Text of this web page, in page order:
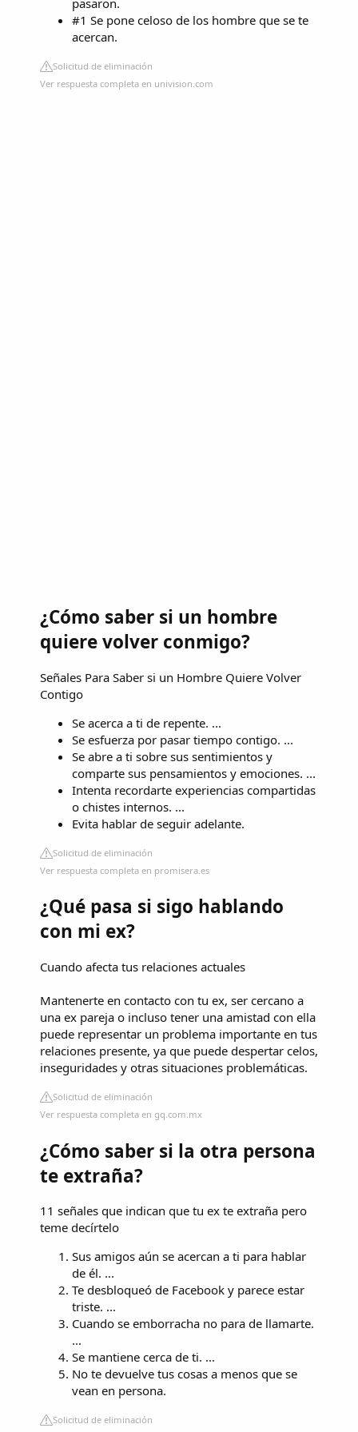
pasaron.
#1 Se pone celoso de los hombre que se te
acercan.
Solicitud de eliminación
Ver respuesta completa en univision.com
¿Cómo saber si un hombre
quiere volver conmigo?
Señales Para Saber si un Hombre Quiere Volver
Contigo
Se acerca a ti de repente. ...
Se esfuerza por pasar tiempo contigo. ...
Se abre a ti sobre sus sentimientos y
comparte sus pensamientos y emociones. ...
Intenta recordarte experiencias compartidas
o chistes internos. ...
Evita hablar de seguir adelante.
Solicitud de eliminación
Ver respuesta completa en promisera.es
¿Qué pasa si sigo hablando
con mi ex?
Cuando afecta tus relaciones actuales
Mantenerte en contacto con tu ex, ser cercano a
una ex pareja o incluso tener una amistad con ella
puede representar un problema importante en tus
relaciones presente, ya que puede despertar celos,
inseguridades y otras situaciones problemáticas.
Solicitud de eliminación
Ver respuesta completa en gq.com.mx
¿Cómo saber si la otra persona
te extraña?
11 señales que indican que tu ex te extraña pero
teme decírtelo
Sus amigos aún se acercan a ti para hablar
de él. ...
Te desbloqueó de Facebook y parece estar
triste. ...
Cuando se emborracha no para de llamarte.
...
Se mantiene cerca de ti. ...
No te devuelve tus cosas a menos que se
vean en persona.
Solicitud de eliminación